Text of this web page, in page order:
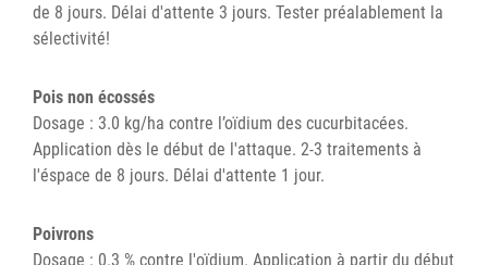
de 8 jours. Délai d'attente 3 jours. Tester préalablement la
sélectivité!
Pois non écossés
Dosage : 3.0 kg/ha contre l’oïdium des cucurbitacées.
Application dès le début de l'attaque. 2-3 traitements à
l'éspace de 8 jours. Délai d'attente 1 jour.
Poivrons
Dosage : 0.3 % contre l'oïdium. Application à partir du début